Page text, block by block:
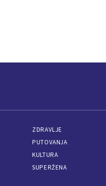
ZDRAVLJE
PUTOVANJA
KULTURA
SUPERŽENA